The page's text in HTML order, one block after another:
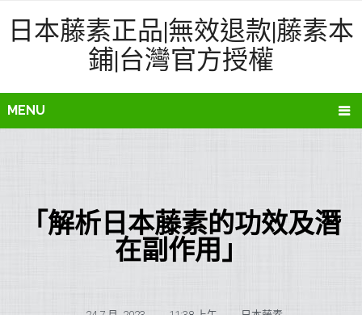
日本藤素正品|無效退款|藤素本
鋪|台灣官方授權
MENU
「解析日本藤素的功效及潛
在副作用」